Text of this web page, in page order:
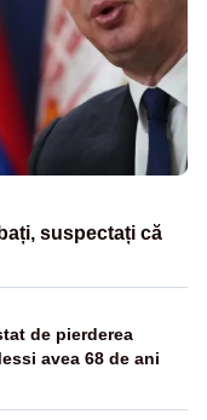
suspectați că
de pierderea
avea 68 de ani